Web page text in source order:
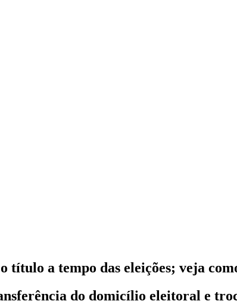
a tempo das eleições; veja
do domicílio eleitoral e